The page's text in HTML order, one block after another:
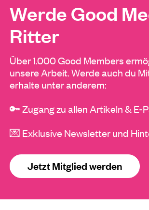
Werde Good
Ritter
Über 1.000 Good Members
unsere Arbeit. Werde auch du
erhalte unter anderem:
🔑 Zugang zu allen Artikeln & E-
💌 Exklusive Newsletter und
Jetzt Mitglied werden